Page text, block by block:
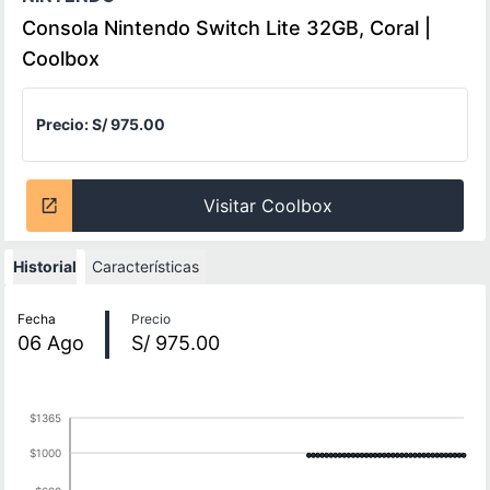
Consola Nintendo Switch Lite 32GB, Coral |
Coolbox
Precio:S/ 975.00
Visitar Coolbox
Historial Características
Fecha
06 Ago
Precio
S/ 975.00
$1000
$1365